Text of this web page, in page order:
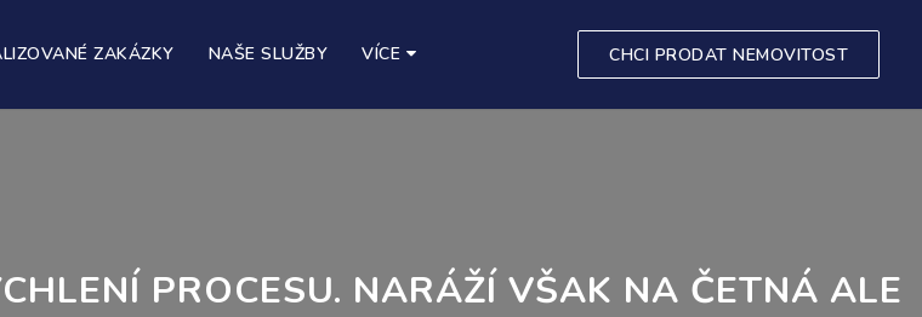
ZAKÁZKY NAŠE SLUŽBY VÍCE CHCI PRODAT NEMOVITOST
PROCESU. NARÁŽÍ VŠAK NA ČETNÁ ALE